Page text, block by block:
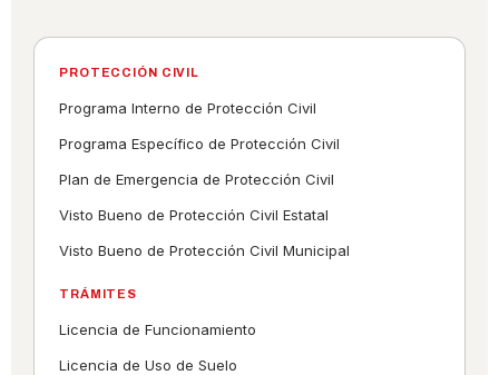
PROTECCIÓN CIVIL
Programa Interno de Protección Civil
Programa Específico de Protección Civil
Plan de Emergencia de Protección Civil
Visto Bueno de Protección Civil Estatal
Visto Bueno de Protección Civil Municipal
TRÁMITES
Licencia de Funcionamiento
Licencia de Uso de Suelo